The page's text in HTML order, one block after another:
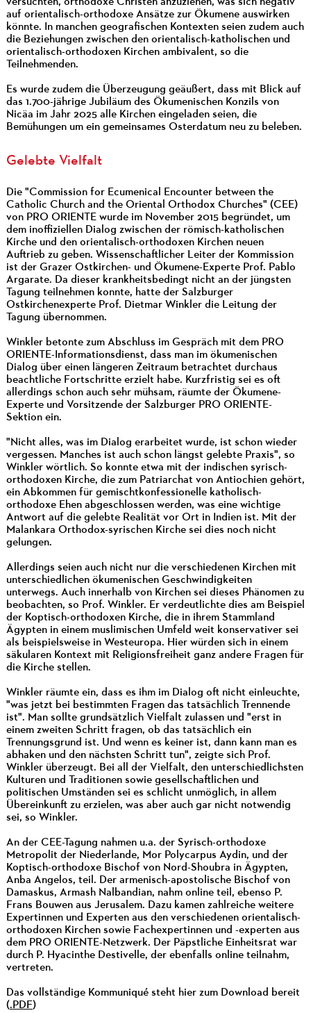
auf orientalisch-orthodoxe Ansätze zur Ökumene auswirken
könnte. In manchen geografischen Kontexten seien zudem auch
die Beziehungen zwischen den orientalisch-katholischen und
orientalisch-orthodoxen Kirchen ambivalent, so die
Teilnehmenden.
Es wurde zudem die Überzeugung geäußert, dass mit Blick auf
das 1.700-jährige Jubiläum des Ökumenischen Konzils von
Nicäa im Jahr 2025 alle Kirchen eingeladen seien, die
Bemühungen um ein gemeinsames Osterdatum neu zu beleben.
Gelebte Vielfalt
Die "Commission for Ecumenical Encounter between the
Catholic Church and the Oriental Orthodox Churches" (CEE)
von PRO ORIENTE wurde im November 2015 begründet, um
dem inoffiziellen Dialog zwischen der römisch-katholischen
Kirche und den orientalisch-orthodoxen Kirchen neuen
Auftrieb zu geben. Wissenschaftlicher Leiter der Kommission
ist der Grazer Ostkirchen- und Ökumene-Experte Prof. Pablo
Argarate. Da dieser krankheitsbedingt nicht an der jüngsten
Tagung teilnehmen konnte, hatte der Salzburger
Ostkirchenexperte Prof. Dietmar Winkler die Leitung der
Tagung übernommen.
Winkler betonte zum Abschluss im Gespräch mit dem PRO
ORIENTE-Informationsdienst, dass man im ökumenischen
Dialog über einen längeren Zeitraum betrachtet durchaus
beachtliche Fortschritte erzielt habe. Kurzfristig sei es oft
allerdings schon auch sehr mühsam, räumte der Ökumene-
Experte und Vorsitzende der Salzburger PRO ORIENTE-
Sektion ein.
"Nicht alles, was im Dialog erarbeitet wurde, ist schon wieder
vergessen. Manches ist auch schon längst gelebte Praxis", so
Winkler wörtlich. So konnte etwa mit der indischen syrisch-
orthodoxen Kirche, die zum Patriarchat von Antiochien gehört,
ein Abkommen für gemischtkonfessionelle katholisch-
orthodoxe Ehen abgeschlossen werden, was eine wichtige
Antwort auf die gelebte Realität vor Ort in Indien ist. Mit der
Malankara Orthodox-syrischen Kirche sei dies noch nicht
gelungen.
Allerdings seien auch nicht nur die verschiedenen Kirchen mit
unterschiedlichen ökumenischen Geschwindigkeiten
unterwegs. Auch innerhalb von Kirchen sei dieses Phänomen zu
beobachten, so Prof. Winkler. Er verdeutlichte dies am Beispiel
der Koptisch-orthodoxen Kirche, die in ihrem Stammland
Ägypten in einem muslimischen Umfeld weit konservativer sei
als beispielsweise in Westeuropa. Hier würden sich in einem
säkularen Kontext mit Religionsfreiheit ganz andere Fragen für
die Kirche stellen.
Winkler räumte ein, dass es ihm im Dialog oft nicht einleuchte,
"was jetzt bei bestimmten Fragen das tatsächlich Trennende
ist". Man sollte grundsätzlich Vielfalt zulassen und "erst in
einem zweiten Schritt fragen, ob das tatsächlich ein
Trennungsgrund ist. Und wenn es keiner ist, dann kann man es
abhaken und den nächsten Schritt tun", zeigte sich Prof.
Winkler überzeugt. Bei all der Vielfalt, den unterschiedlichsten
Kulturen und Traditionen sowie gesellschaftlichen und
politischen Umständen sei es schlicht unmöglich, in allem
Übereinkunft zu erzielen, was aber auch gar nicht notwendig
sei, so Winkler.
An der CEE-Tagung nahmen u.a. der Syrisch-orthodoxe
Metropolit der Niederlande, Mor Polycarpus Aydin, und der
Koptisch-orthodoxe Bischof von Nord-Shoubra in Ägypten,
Anba Angelos, teil. Der armenisch-apostolische Bischof von
Damaskus, Armash Nalbandian, nahm online teil, ebenso P.
Frans Bouwen aus Jerusalem. Dazu kamen zahlreiche weitere
Expertinnen und Experten aus den verschiedenen orientalisch-
orthodoxen Kirchen sowie Fachexpertinnen und -experten aus
dem PRO ORIENTE-Netzwerk. Der Päpstliche Einheitsrat war
durch P. Hyacinthe Destivelle, der ebenfalls online teilnahm,
vertreten.
Das vollständige Kommuniqué steht hier zum Download bereit
(.PDF)